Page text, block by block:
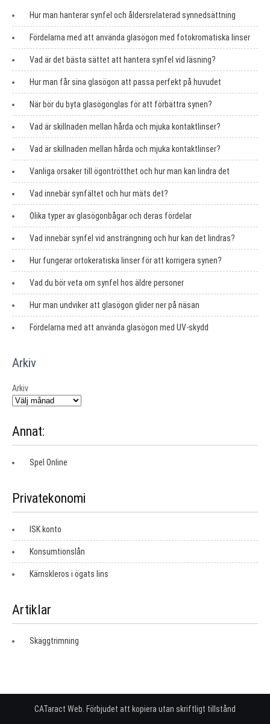
Hur man hanterar synfel och åldersrelaterad synnedsättning
Fördelarna med att använda glasögon med fotokromatiska linser
Vad är det bästa sättet att hantera synfel vid läsning?
Hur man får sina glasögon att passa perfekt på huvudet
När bör du byta glasögonglas för att förbättra synen?
Vad är skillnaden mellan hårda och mjuka kontaktlinser?
Vad är skillnaden mellan hårda och mjuka kontaktlinser?
Vanliga orsaker till ögontrötthet och hur man kan lindra det
Vad innebär synfältet och hur mäts det?
Olika typer av glasögonbågar och deras fördelar
Vad innebär synfel vid ansträngning och hur kan det lindras?
Hur fungerar ortokeratiska linser för att korrigera synen?
Vad du bör veta om synfel hos äldre personer
Hur man undviker att glasögon glider ner på näsan
Fördelarna med att använda glasögon med UV-skydd
Arkiv
Arkiv
Annat:
Spel Online
Privatekonomi
ISK konto
Konsumtionslån
Kärnskleros i ögats lins
Artiklar
Skäggtrimning
CATaract Web. Förbjudet att kopiera utan skriftligt tillstånd